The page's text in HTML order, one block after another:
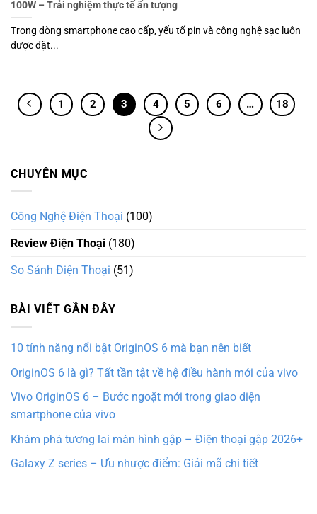
100W – Trải nghiệm thực tế ấn tượng
Trong dòng smartphone cao cấp, yếu tố pin và công nghệ sạc luôn
được đặt...
1 2 3 4 5 6 … 18
CHUYÊN MỤC
Công Nghệ Điện Thoại (100)
Review Điện Thoại (180)
So Sánh Điện Thoại (51)
BÀI VIẾT GẦN ĐÂY
10 tính năng nổi bật OriginOS 6 mà bạn nên biết
OriginOS 6 là gì? Tất tần tật về hệ điều hành mới của vivo
Vivo OriginOS 6 – Bước ngoặt mới trong giao diện
smartphone của vivo
Khám phá tương lai màn hình gập – Điện thoại gập 2026+
Galaxy Z series – Ưu nhược điểm: Giải mã chi tiết